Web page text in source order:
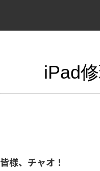
iPad
皆様、チャオ！